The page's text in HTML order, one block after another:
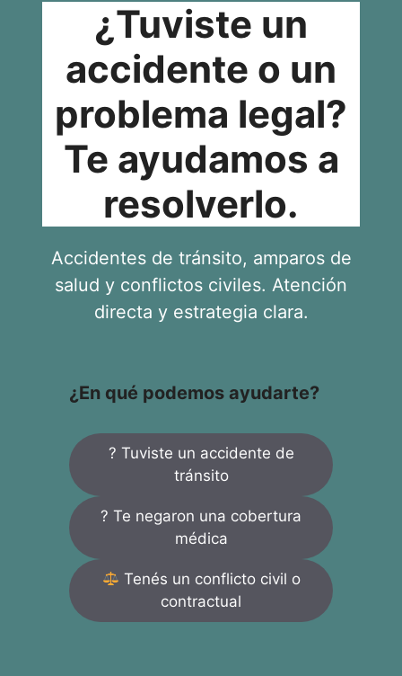
¿Tuviste un
accidente o un
problema legal?
Te ayudamos a
resolverlo.
Accidentes de tránsito, amparos de
salud y conflictos civiles. Atención
directa y estrategia clara.
¿En qué podemos ayudarte?
? Tuviste un accidente de
tránsito
? Te negaron una cobertura
médica
Tenés un conflicto civil o
contractual